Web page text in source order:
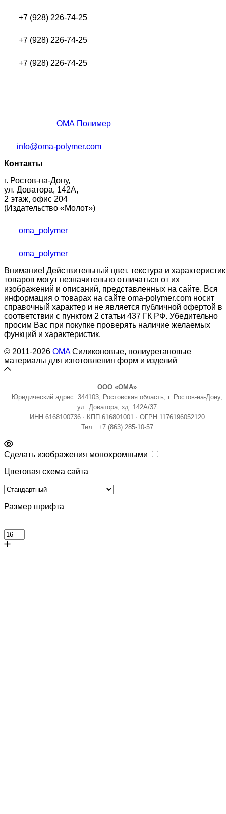
+7 (928) 226-74-25
+7 (928) 226-74-25
+7 (928) 226-74-25
ОМА Полимер
info@oma-polymer.com
Контакты
г. Ростов-на-Дону,
ул. Доватора, 142А,
2 этаж, офис 204
(Издательство «Молот»)
oma_polymer
oma_polymer
Внимание! Действительный цвет, текстура и
товаров могут незначительно отличаться от их
изображений и описаний, представленных на сайте. Вся
информация о товарах на сайте oma-polymer.com носит
справочный характер и не является публичной офертой в
соответствии с пунктом 2 статьи 437 ГК РФ. Убедительно
просим Вас при покупке проверять наличие желаемых
функций и характеристик.
© 2011-2026 OMAСиликоновые, полиуретановые
материалы для изготовления форм и изделий
ООО «ОМА»
Юридический адрес: 344103, Ростовская область, г. Ростов-на-Дону,
ул. Доватора, зд. 142А/37
ИНН 6168100736 · КПП 616801001 · ОГРН 1176196052120
Тел.: +7 (863) 285-10-57
Сделать изображения монохромными
Цветовая схема сайта
Размер шрифта